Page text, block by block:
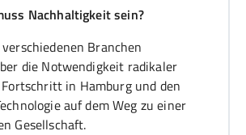
Nachhaltigkeit sein?
Branchen
die Notwendigkeit radikaler
in Hamburg und den
auf dem Weg zu einer
Gesellschaft.